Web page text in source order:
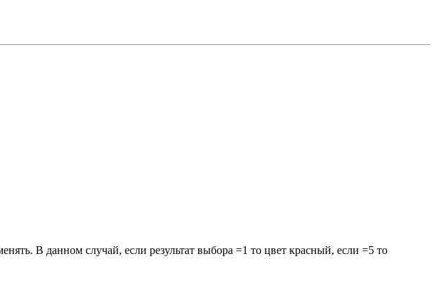
В данном случай, если результат выбора =1 то цвет красный, если =5 то